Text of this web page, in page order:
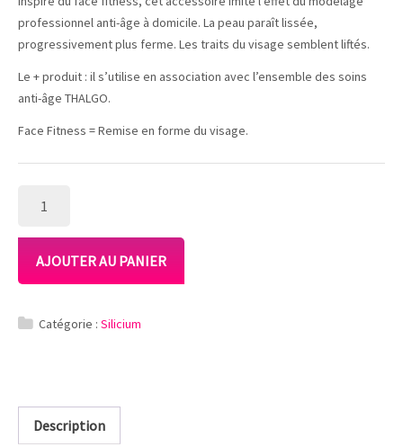
professionnel anti-âge à domicile. La peau paraît lissée,
progressivement plus ferme. Les traits du visage semblent liftés.
Le + produit : il s’utilise en association avec l’ensemble des soins
anti-âge THALGO.
Face Fitness = Remise en forme du visage.
ROLLER
FACE
FITNESS
AJOUTER AU PANIER
Catégorie : Silicium
Description